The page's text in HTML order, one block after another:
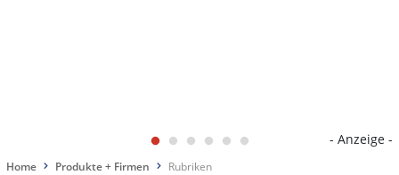
- Anzeige -
Home Produkte + Firmen Rubriken